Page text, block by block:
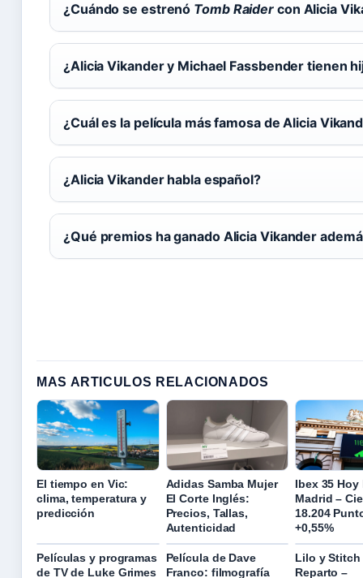
¿Cuándo se estrenó Tomb Raider con Alicia
¿Alicia Vikander y Michael Fassbender tienen
¿Cuál es la película más famosa de Alicia
¿Alicia Vikander habla español?
¿Qué premios ha ganado Alicia Vikander
MAS ARTICULOS RELACIONADOS
El tiempo en Vic:
clima, temperatura y
predicción
Adidas Samba Mujer
El Corte Inglés:
Precios, Tallas,
Autenticidad
Ibex 35 Hoy
Madrid –
18.204
+0,55%
Películas y programas
de TV de Luke Grimes
Película de Dave
Franco: filmografía
Lilo y Stitch
Reparto –